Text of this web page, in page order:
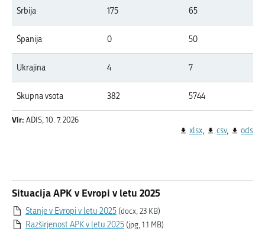
Srbija 175 65
Španija 0 50
Ukrajina 4 7
Skupna vsota 382 5744
Vir: ADIS, 10. 7. 2026
xlsx csv ods
Situacija APK v Evropi v letu 2025
Stanje v Evropi v letu 2025 (docx, 23 KB)
Razširjenost APK v letu 2025 (jpg, 1.1 MB)